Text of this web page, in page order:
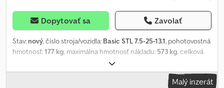
Dopytovať sa Zavolať
Stav: nový, číslo stroja/vozidla: Basic STL 7.5-25-13.1, pohotovostná
hmotnosť:177 kg , maximálna hmotnosť nákladu: 573 kg , celková
, konfigurácia náprav:
priestoru:2 510 mm, šírka ložného priestoru:1 250 mm, výška
, Side panel, railing, and more - Fold-
Malý inzerát